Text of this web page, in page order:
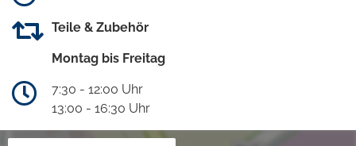
Teile & Zubehör
Montag bis Freitag
7:30 - 12:00 Uhr
13:00 - 16:30 Uhr